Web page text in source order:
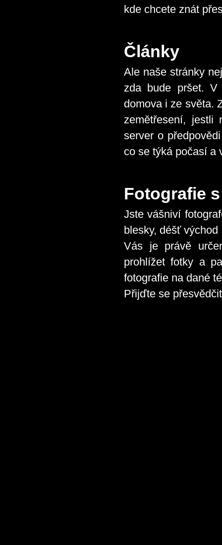
kde chcete znát
Články
Ale naše stránky
zda bude pršet.
domova i ze světa.
zemětřesení, jestli
server o
co se týká počasí a
Fotografie
Jste vášniví
blesky, déšť
Vás je právě
prohlížet fotky a
fotografie na dané
Přijďte se